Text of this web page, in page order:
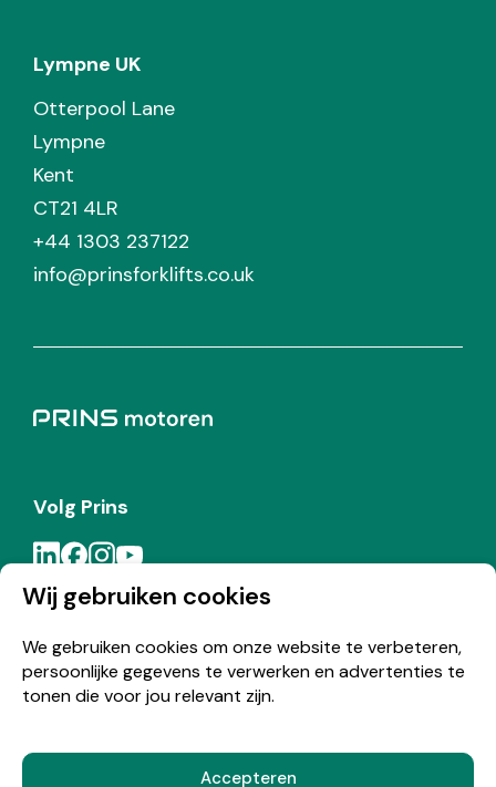
Wij gebruiken cookies
We gebruiken cookies om onze website te verbeteren,
persoonlijke gegevens te verwerken en advertenties te
tonen die voor jou relevant zijn.
Accepteren
Lympne UK
Otterpool Lane
Lympne
Kent
CT21 4LR
+44 1303 237122
info@prinsforklifts.co.uk
Volg Prins
Meld je aan voor de Prins nieuwsbrief